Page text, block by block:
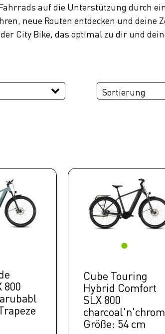
auf die Unterstützung durch
neue Routen entdecken und deine
City Bike, das optimal zu dir und
Sortierung
800
Cube Touring
Hybrid Comfort
SLX 800
Größe: 54 cm